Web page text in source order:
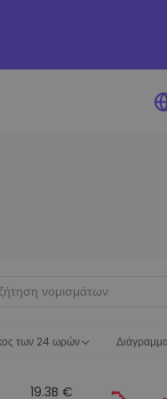
των 24 ωρών
19.3B €